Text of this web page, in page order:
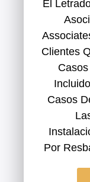
El
Clientes
Casos
Por